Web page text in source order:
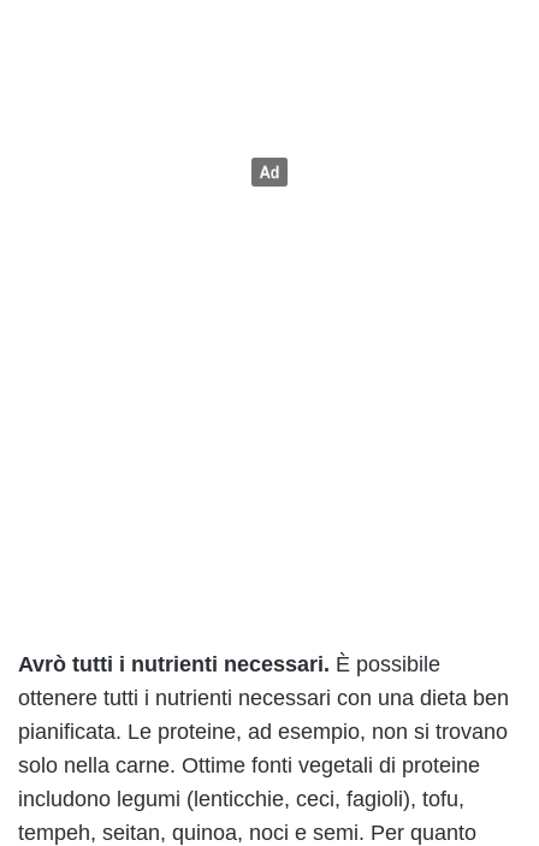
Avrò tutti i nutrienti necessari. È possibile
ottenere tutti i nutrienti necessari con una dieta ben
pianificata. Le proteine, ad esempio, non si trovano
solo nella carne. Ottime fonti vegetali di proteine
includono legumi (lenticchie, ceci, fagioli), tofu,
tempeh, seitan, quinoa, noci e semi. Per quanto